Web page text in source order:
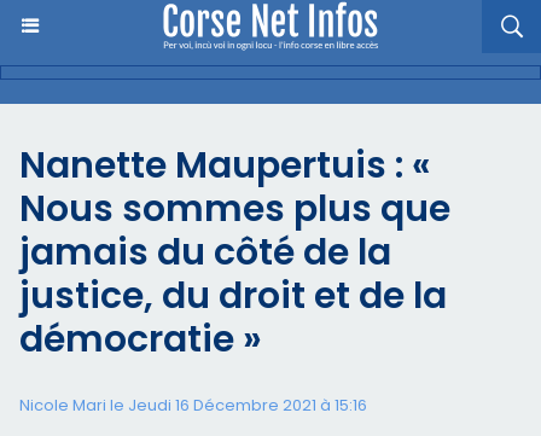
Nanette Maupertuis : «
Nous sommes plus que
jamais du côté de la
justice, du droit et de la
démocratie »
Nicole Mari le Jeudi 16 Décembre 2021 à 15:16